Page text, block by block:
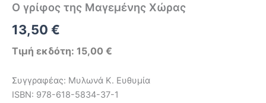
Ο γρίφος της Μαγεμένης Χώρας
13,50 €
Τιμή εκδότη: 15,00 €
Συγγραφέας: Μυλωνά Κ. Ευθυμία
ISBN: 978-618-5834-37-1